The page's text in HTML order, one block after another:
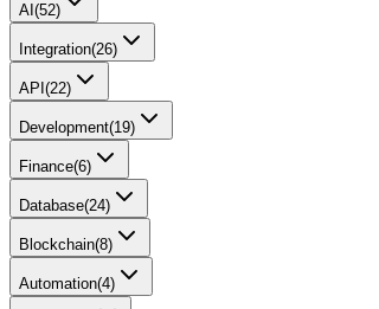
AI (52)
Integration(26)
API (22)
Development(19)
Finance(6)
Database(24)
Blockchain(8)
Automation(4)